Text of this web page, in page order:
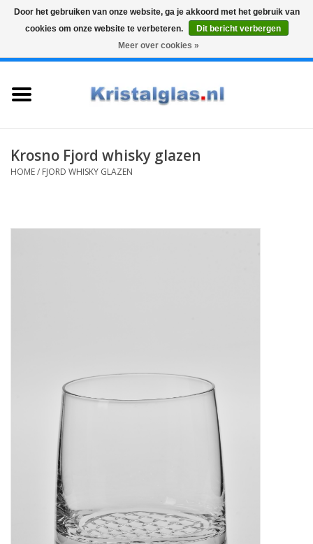
Graveren
Karaffen
Krosno Fjord whisky glazen
HOME/ FJORD WHISKY GLAZEN
Door het gebruiken van onze website, ga je akkoord met het gebruik van
cookies om onze website te verbeteren.
Dit bericht verbergen
Meer over cookies »